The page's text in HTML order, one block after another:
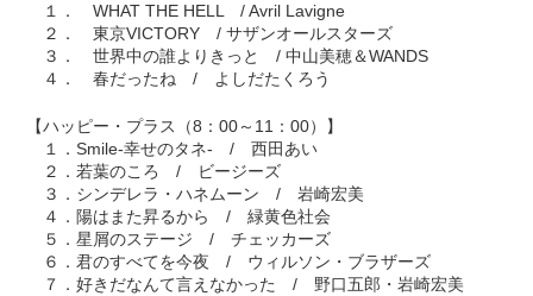
１． WHAT THE HELL / Avril Lavigne
２． 東京VICTORY / サザンオールスターズ
３． 世界中の誰よりきっと / 中山美穂＆WANDS
４． 春だったね / よしだたくろう
【ハッピー・プラス（8：00～11：00）】
１．Smile-幸せのタネ- / 西田あい
２．若葉のころ / ビージーズ
３．シンデレラ・ハネムーン / 岩崎宏美
４．陽はまた昇るから / 緑黄色社会
５．星屑のステージ / チェッカーズ
６．君のすべてを今夜 / ウィルソン・ブラザーズ
７．好きだなんて言えなかった / 野口五郎・岩崎宏美